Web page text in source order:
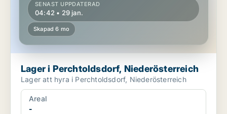
SENAST UPPDATERAD
04:42 • 29 jan.
Skapad 6 mo
Lager i Perchtoldsdorf, Niederösterreich
Lager att hyra i Perchtoldsdorf, Niederösterreich
Areal
-